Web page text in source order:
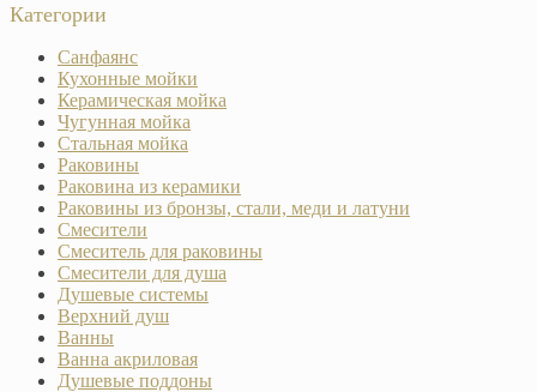
Категории
Санфаянс
Кухонные мойки
Керамическая мойка
Чугунная мойка
Стальная мойка
Раковины
Раковина из керамики
Раковины из бронзы, стали, меди и латуни
Смесители
Смеситель для раковины
Смесители для душа
Душевые системы
Верхний душ
Ванны
Ванна акриловая
Душевые поддоны